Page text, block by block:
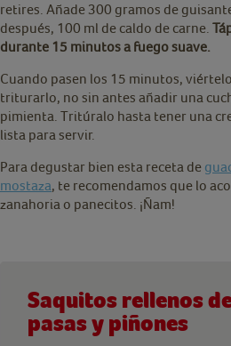
retires. Añade 300 gramos de
después, 100 ml de caldo de carne.
durante 15 minutos a fuego suave.
Cuando pasen los 15 minutos,
triturarlo, no sin antes añadir una
pimienta. Tritúralo hasta tener una
lista para servir.
Para degustar bien esta receta de
mostaza, te recomendamos que lo
zanahoria o panecitos. ¡Ñam!
Saquitos rellenos
pasas y piñones